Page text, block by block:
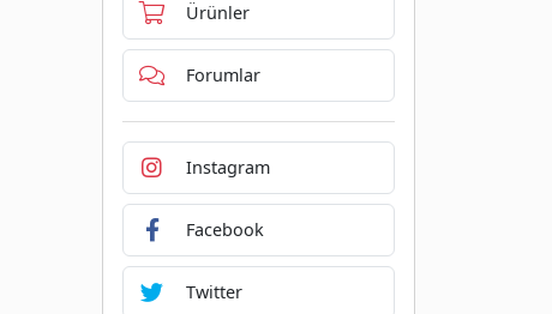
Ürünler
Forumlar
Instagram
Facebook
Twitter